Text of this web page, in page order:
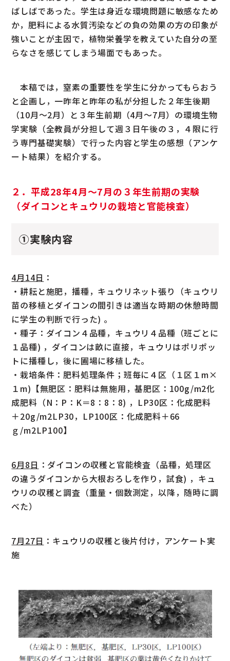
ばしばであった。学生は身近な環境問題に敏感なため
か，肥料による水質汚染などの負の効果の方の印象が
強いことが主因で，植物栄養学を教えていた自分の至
らなさを感じてしまう場面でもあった。
本稿では，窒素の重要性を学生に分かってもらおう
と企画し，一昨年と昨年の私が分担した２年生後期
（10月〜2月）と３年生前期（4月〜7月）の環境生物
学実験（全教員が分担して週３日午後の３，４限に行
う専門基礎実験）で行った内容と学生の感想（アンケ
ート結果）を紹介する。
２．平成28年4月〜7月の３年生前期の実験
（ダイコンとキュウリの栽培と官能検査）
①実験内容
4月14日 ：
・耕耘と施肥，播種，キュウリネット張り（キュウリ
苗の移植とダイコンの間引きは適当な時期の休憩時間
に学生の判断で行った) 。
・種子：ダイコン４品種，キュウリ４品種（班ごとに
１品種) ，ダイコンは畝に直接，キュウリはポリポッ
トに播種し，後に圃場に移植した。
・栽培条件：肥料処理条件；班毎に４区（１区１m×
１m)【無肥区：肥料は無施用，基肥区：100g/m2化
成肥料（N：P：K＝8：8：8) ，LP30区：化成肥料
＋20g/m2LP30，LP100区：化成肥料＋66
ｇ/m2LP100】
6月8日 ：ダイコンの収穫と官能検査（品種，処理区
の違うダイコンから大根おろしを作り，試食) ，キュ
ウリの収穫と調査（重量・個数測定，以降，随時に調
べた）
7月27日 ：キュウリの収穫と後片付け，アンケート実
施